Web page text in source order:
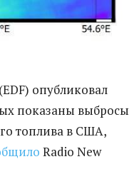
опубликовал
показаны выбросы
топлива в США,
Radio New